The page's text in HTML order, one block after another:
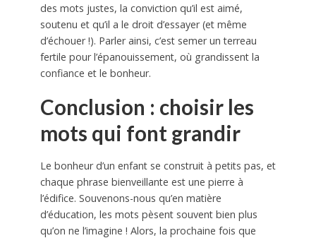
des mots justes, la conviction qu’il est aimé,
soutenu et qu’il a le droit d’essayer (et même
d’échouer !). Parler ainsi, c’est semer un terreau
fertile pour l’épanouissement, où grandissent la
confiance et le bonheur.
Conclusion : choisir les
mots qui font grandir
Le bonheur d’un enfant se construit à petits pas, et
chaque phrase bienveillante est une pierre à
l’édifice. Souvenons-nous qu’en matière
d’éducation, les mots pèsent souvent bien plus
qu’on ne l’imagine ! Alors, la prochaine fois que